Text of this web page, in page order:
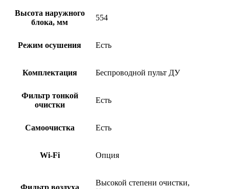
Высота наружного
блока, мм
554
Режим осушения Есть
Комплектация Беспроводной пульт ДУ
Фильтр тонкой
очистки
Есть
Самоочистка Есть
Wi-Fi Опция
Высокой степени очистки,